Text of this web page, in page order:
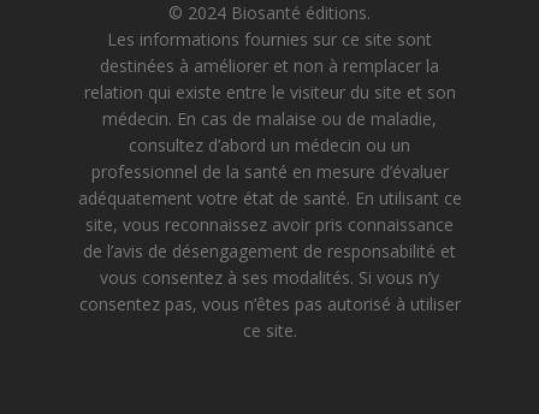
© 2024 Biosanté éditions.
Les informations fournies sur ce site sont
destinées à améliorer et non à remplacer la
relation qui existe entre le visiteur du site et son
médecin. En cas de malaise ou de maladie,
consultez d’abord un médecin ou un
professionnel de la santé en mesure d’évaluer
adéquatement votre état de santé. En utilisant ce
site, vous reconnaissez avoir pris connaissance
de l’avis de désengagement de responsabilité et
vous consentez à ses modalités. Si vous n’y
consentez pas, vous n’êtes pas autorisé à utiliser
ce site.